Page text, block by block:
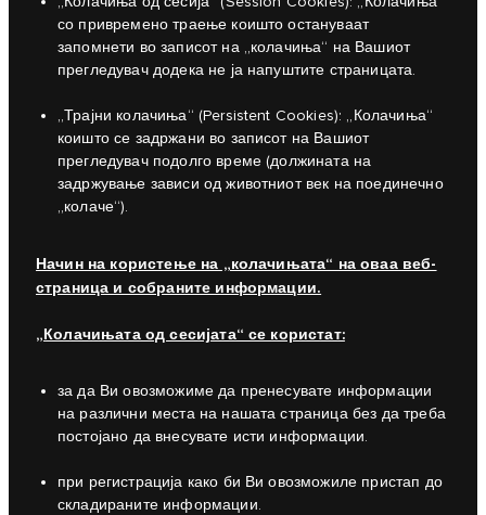
со привремено траење коишто остануваат
запомнети во записот на „колачиња“ на Вашиот
прегледувач додека не ја напуштите страницата.
„Трајни колачиња“ (Persistent Cookies): „Колачиња“
коишто се задржани во записот на Вашиот
прегледувач подолго време (должината на
задржување зависи од животниот век на поединечно
„колаче“).
Начин на користење на „колачињата“ на оваа веб-
страница и собраните информации.
„Колачињата од сесијата“ се користат:
за да Ви овозможиме да пренесувате информации
на различни места на нашата страница без да треба
постојано да внесувате исти информации.
при регистрација како би Ви овозможиле пристап до
складираните информации.